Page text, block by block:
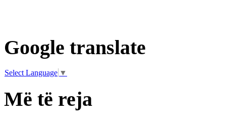
Google translate
Select Language ▼
Më të reja